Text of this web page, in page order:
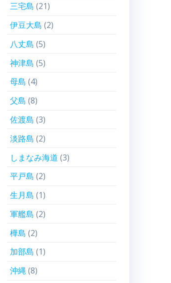
三宅島 (21)
伊豆大島 (2)
八丈島 (5)
神津島 (5)
母島 (4)
父島 (8)
佐渡島 (3)
淡路島 (2)
しまなみ海道 (3)
平戸島 (2)
生月島 (1)
軍艦島 (2)
樺島 (2)
加部島 (1)
沖縄(8)